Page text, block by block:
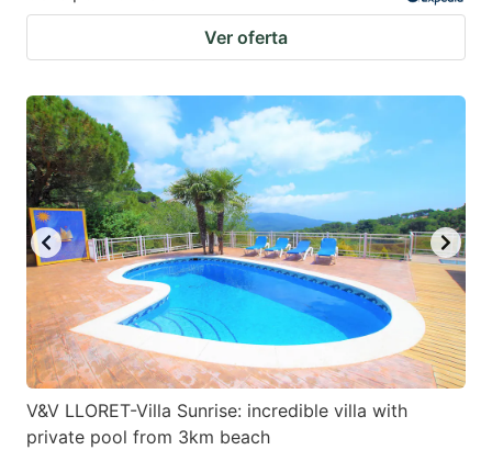
Ver oferta
V&V LLORET-Villa Sunrise: incredible villa with
private pool from 3km beach